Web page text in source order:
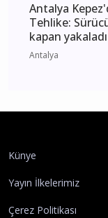
Antalya
Tehlike:
kapan yakaladı
Antalya
Künye
Yayın İlkelerimiz
Çerez Politikası